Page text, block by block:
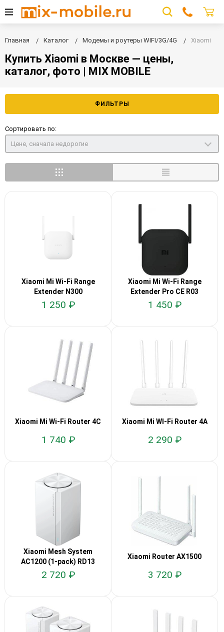
Главная Каталог Модемы и роутеры WIFI/3G/4G Xiaomi
Купить Xiaomi в Москве — цены,
каталог, фото | MIX MOBILE
ФИЛЬТРЫ
Сортировать по:
Цене, сначала недорогие
Xiaomi Mi Wi-Fi Range
Extender N300
1 250 ₽
Xiaomi Mi Wi-Fi Range
Extender Pro CE R03
1 450 ₽
Xiaomi Mi Wi-Fi Router 4C
1 740 ₽
Xiaomi Mi WI-Fi Router 4A
2 290 ₽
Xiaomi Mesh System
AC1200 (1-pack) RD13
2 720 ₽
Xiaomi Router AX1500
3 720 ₽